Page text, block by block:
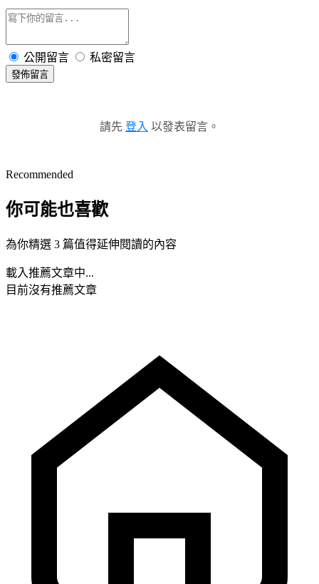
公開留言 私密留言
發佈留言
請先 登入 以發表留言。
Recommended
你可能也喜歡
為你精選 3 篇值得延伸閱讀的內容
載入推薦文章中...
目前沒有推薦文章